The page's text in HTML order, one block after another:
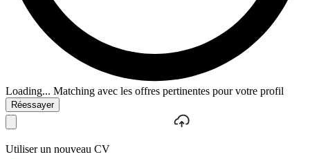
Loading... Matching avec les offres pertinentes pour votre profil
Réessayer
Utiliser un nouveau CV